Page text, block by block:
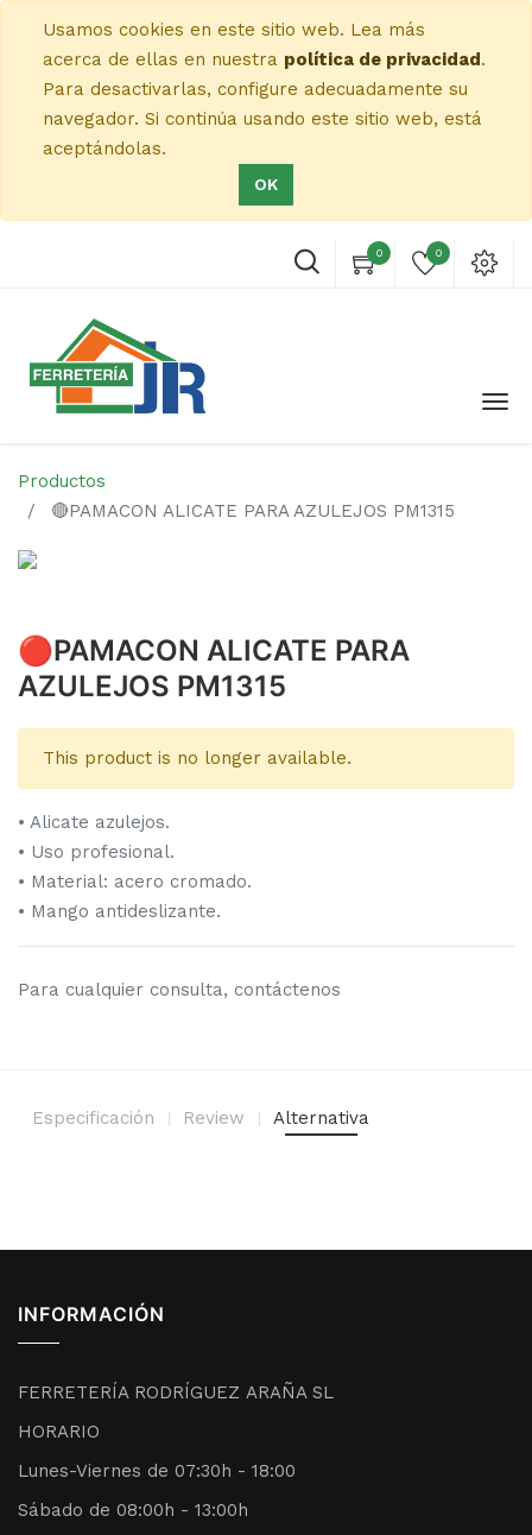
Usamos cookies en este sitio web. Lea más
acerca de ellas en nuestra política de privacidad.
Para desactivarlas, configure adecuadamente su
navegador. Si continúa usando este sitio web, está
aceptándolas.
OK
0 0
Productos
🔴PAMACON ALICATE PARA AZULEJOS PM1315
🔴PAMACON ALICATE PARA
AZULEJOS PM1315
This product is no longer available.
• Alicate azulejos.
• Uso profesional.
• Material: acero cromado.
• Mango antideslizante.
Para cualquier consulta, contáctenos
Especificación Review Alternativa
INFORMACIÓN
FERRETERÍA RODRÍGUEZ ARAÑA SL
HORARIO
Lunes-Viernes de 07:30h - 18:00
Sábado de 08:00h - 13:00h